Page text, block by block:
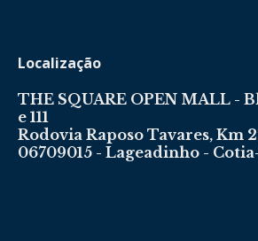
Localização
THE SQUARE OPEN MALL -
e 111
Rodovia Raposo Tavares, Km
06709015 - Lageadinho -